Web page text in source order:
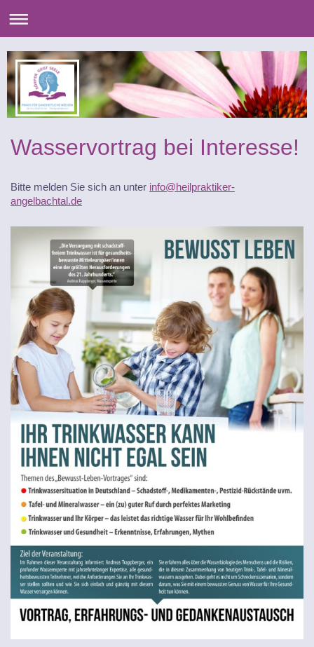
Wasservortrag bei Interesse!
Bitte melden Sie sich an unter info@heilpraktiker-
angelbachtal.de